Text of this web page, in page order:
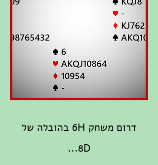
דרום משחק 6H בהובלה של
8D...